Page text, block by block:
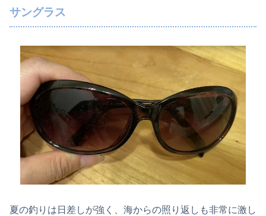
サングラス
夏の釣りは日差しが強く、海からの照り返しも非常に激し